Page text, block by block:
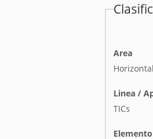
Area
Horizontal
Linea /
TICs